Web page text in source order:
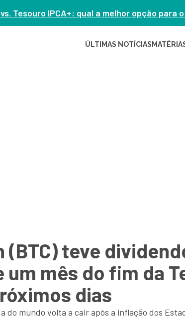
vs. Tesouro IPCA+: qual a melhor opção para
ÚLTIMAS NOTÍCIAS
(BTC) teve
mês do fim da
dias
do mundo volta a cair após a inflação dos